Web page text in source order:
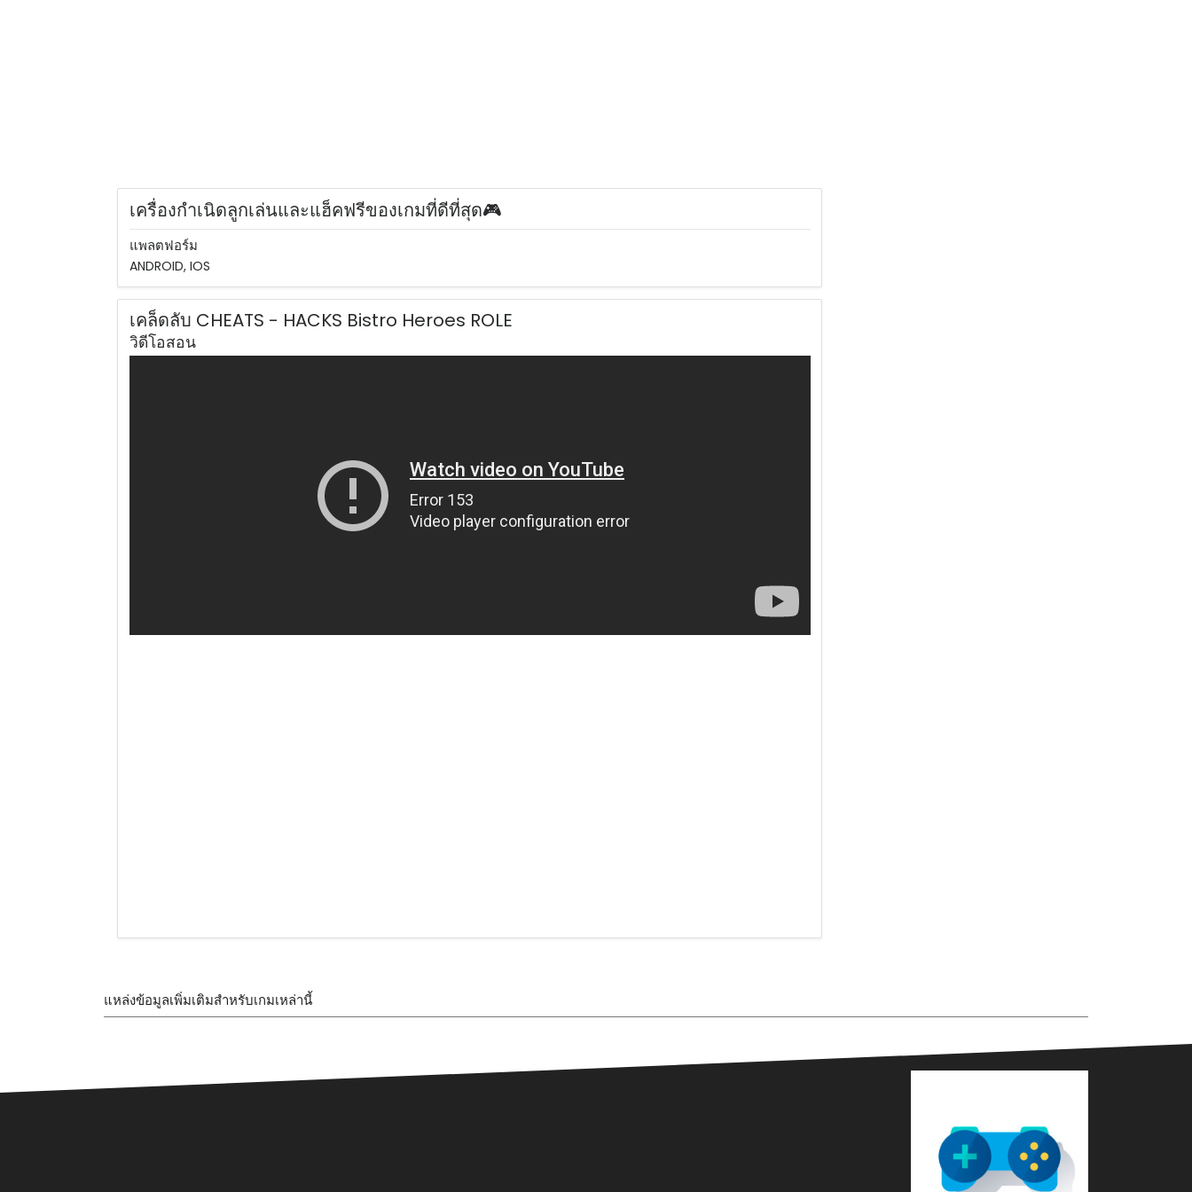
เครื่องกำเนิดลูกเล่นและแฮ็คฟรีของเกมที่ดีที่สุด🎮
แพลตฟอร์ม
ANDROID, IOS
เคล็ดลับ CHEATS - HACKS Bistro Heroes ROLE
วิดีโอสอน
แหล่งข้อมูลเพิ่มเติมสำหรับเกมเหล่านี้